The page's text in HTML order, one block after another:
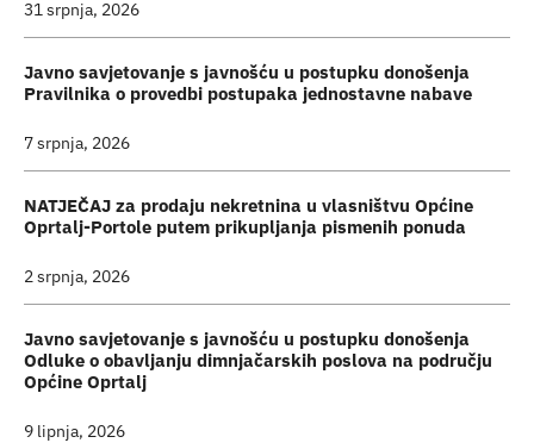
31 srpnja, 2026
Javno savjetovanje s javnošću u postupku donošenja
Pravilnika o provedbi postupaka jednostavne nabave
7 srpnja, 2026
NATJEČAJ za prodaju nekretnina u vlasništvu Općine
Oprtalj-Portole putem prikupljanja pismenih ponuda
2 srpnja, 2026
Javno savjetovanje s javnošću u postupku donošenja
Odluke o obavljanju dimnjačarskih poslova na području
Općine Oprtalj
9 lipnja, 2026